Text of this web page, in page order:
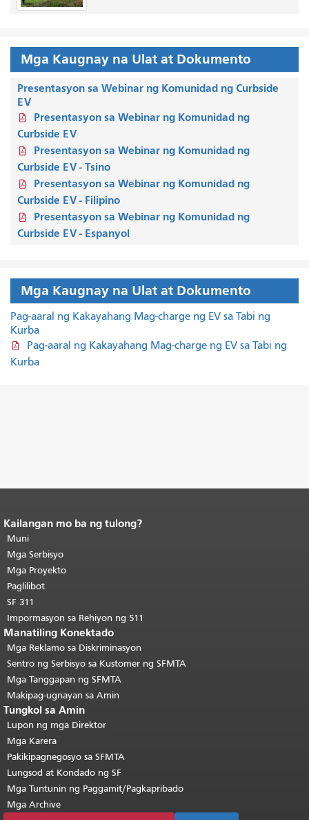
Mga Kaugnay na Ulat at Dokumento
Presentasyon sa Webinar ng Komunidad ng Curbside
EV
Presentasyon sa Webinar ng Komunidad ng
Curbside EV
Presentasyon sa Webinar ng Komunidad ng
Curbside EV - Tsino
Presentasyon sa Webinar ng Komunidad ng
Curbside EV - Filipino
Presentasyon sa Webinar ng Komunidad ng
Curbside EV - Espanyol
Mga Kaugnay na Ulat at Dokumento
Pag-aaral ng Kakayahang Mag-charge ng EV sa Tabi ng
Kurba
Pag-aaral ng Kakayahang Mag-charge ng EV sa Tabi ng
Kurba
Katapusan ng nilalaman ng
pahina.
pahinang ito ay nauulit sa bawat
pahina.Bumalik sa itaas ng
pangunahing nilalaman
Kailangan mo ba ng tulong?
Muni
Mga Serbisyo
Mga Proyekto
Paglilibot
SF 311
Impormasyon sa Rehiyon ng 511
Manatiling Konektado
Mga Reklamo sa Diskriminasyon
Sentro ng Serbisyo sa Kustomer ng SFMTA
Mga Tanggapan ng SFMTA
Makipag-ugnayan sa Amin
Tungkol sa Amin
Lupon ng mga Direktor
Mga Karera
Pakikipagnegosyo sa SFMTA
Lungsod at Kondado ng SF
Mga Tuntunin ng Paggamit/Pagkapribado
Mga Archive